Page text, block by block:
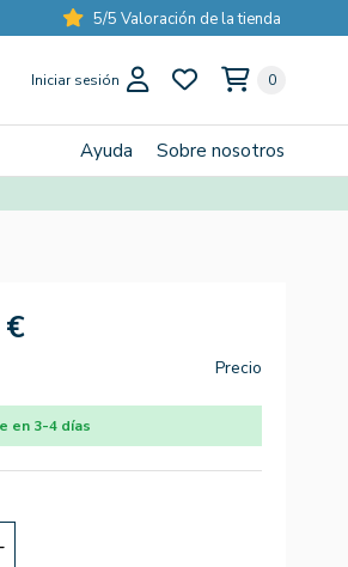
5/5 Valoración de la tienda
Iniciar sesión 0
Ayuda Sobre nosotros
Precio
en 3-4 días